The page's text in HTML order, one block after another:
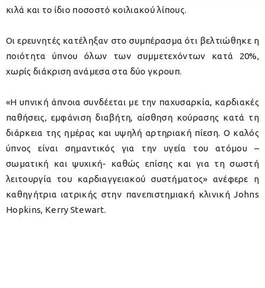
κιλά και το ίδιο ποσοστό κοιλιακού λίπους.
Οι ερευνητές κατέληξαν στο συμπέρασμα ότι βελτιώθηκε η
ποιότητα ύπνου όλων των συμμετεχόντων κατά 20%,
χωρίς διάκριση ανάμεσα στα δύο γκρουπ.
«Η υπνική άπνοια συνδέεται με την παχυσαρκία, καρδιακές
παθήσεις, εμφάνιση διαβήτη, αίσθηση κούρασης κατά τη
διάρκεια της ημέρας και υψηλή αρτηριακή πίεση. Ο καλός
ύπνος είναι σημαντικός για την υγεία του ατόμου –
σωματική και ψυχική- καθώς επίσης και για τη σωστή
λειτουργία του καρδιαγγειακού συστήματος» ανέφερε η
καθηγήτρια ιατρικής στην πανεπιστημιακή κλινική Johns
Hopkins, Kerry Stewart.